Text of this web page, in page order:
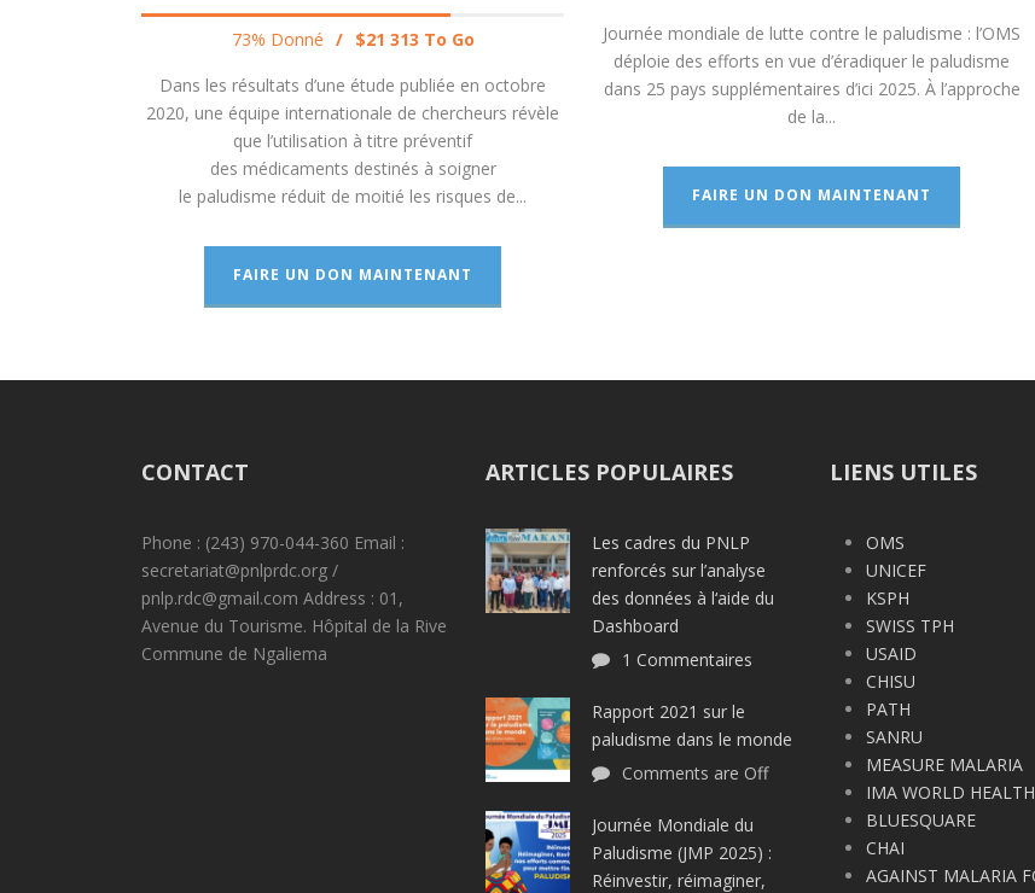
73% Donné /
$21 313 To Go
Dans les résultats d’une étude publiée en octobre
2020, une équipe internationale de chercheurs révèle
que l’utilisation à titre préventif
des médicaments destinés à soigner
le paludisme réduit de moitié les risques de...
FAIRE UN DON MAINTENANT
Journée mondiale de lutte contre le paludisme : l’OMS
déploie des efforts en vue d’éradiquer le paludisme
dans 25 pays supplémentaires d’ici 2025. À l’approche
de la...
FAIRE UN DON MAINTENANT
CONTACT
Phone : (243) 970-044-360 Email :
secretariat@pnlprdc.org /
pnlp.rdc@gmail.com Address : 01,
Avenue du Tourisme. Hôpital de la Rive
Commune de Ngaliema
ARTICLES POPULAIRES
Les cadres du PNLP
renforcés sur l’analyse
des données à l‘aide du
Dashboard
1 Commentaires
Rapport 2021 sur le
paludisme dans le monde
Comments are Off
Journée Mondiale du
Paludisme (JMP 2025) :
Réinvestir, réimaginer,
LIENS UTILES
OMS
UNICEF
KSPH
SWISS TPH
USAID
CHISU
PATH
SANRU
MEASURE MALARIA
IMA WORLD HEALTH
BLUESQUARE
CHAI
AGAINST MALARIA